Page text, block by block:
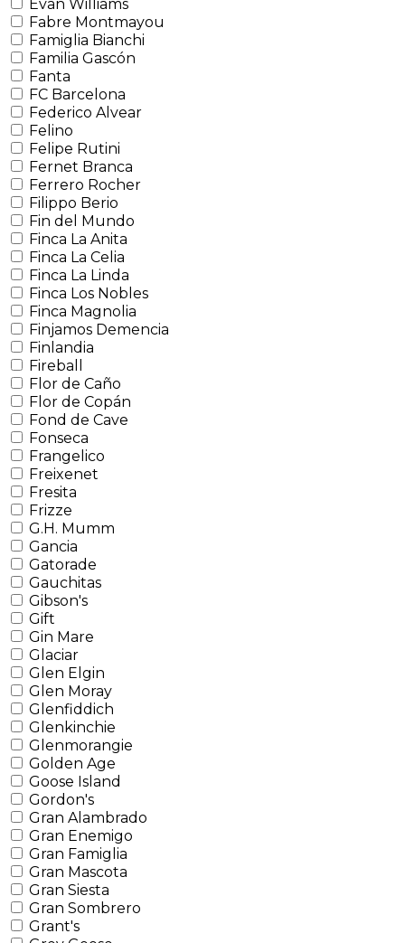
Evan Williams
Fabre Montmayou
Famiglia Bianchi
Familia Gascón
Fanta
FC Barcelona
Federico Alvear
Felino
Felipe Rutini
Fernet Branca
Ferrero Rocher
Filippo Berio
Fin del Mundo
Finca La Anita
Finca La Celia
Finca La Linda
Finca Los Nobles
Finca Magnolia
Finjamos Demencia
Finlandia
Fireball
Flor de Caño
Flor de Copán
Fond de Cave
Fonseca
Frangelico
Freixenet
Fresita
Frizze
G.H. Mumm
Gancia
Gatorade
Gauchitas
Gibson's
Gift
Gin Mare
Glaciar
Glen Elgin
Glen Moray
Glenfiddich
Glenkinchie
Glenmorangie
Golden Age
Goose Island
Gordon's
Gran Alambrado
Gran Enemigo
Gran Famiglia
Gran Mascota
Gran Siesta
Gran Sombrero
Grant's